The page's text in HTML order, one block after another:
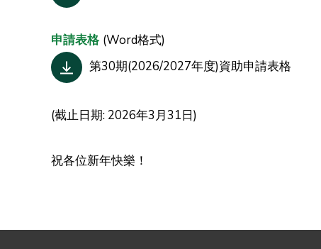
申請表格 (Word格式)
第30期(2026/2027年度)資助申請表格
(截止日期: 2026年3月31日)
祝各位新年快樂！